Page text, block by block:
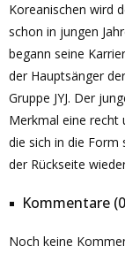
Koreanischen wird
schon in jungen
begann seine
der Hauptsänger
Gruppe JYJ. Der
Merkmal eine recht
die sich in die
der Rückseite
Kommentare
Noch keine